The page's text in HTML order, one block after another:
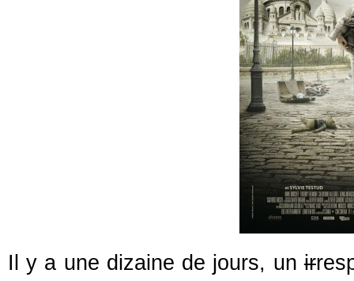
Il y a une dizaine de jours, unir